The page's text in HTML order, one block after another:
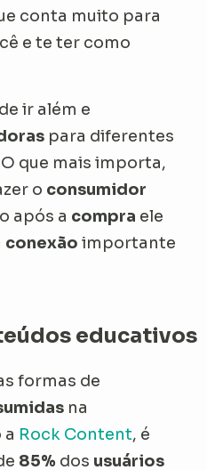
conta muito para
e te ter como
ir além e
para diferentes
que mais importa,
o consumidor
após a compra ele
conexãoimportante
educativos
formas de
na
a Rock Content, é
85% dos usuários